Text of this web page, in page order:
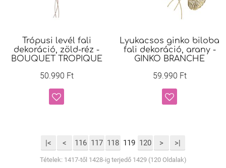
Trópusi levél fali
dekoráció, zöld-réz -
BOUQUET TROPIQUE
50.990 Ft
Lyukacsos ginko biloba
fali dekoráció, arany -
GINKO BRANCHE
59.990 Ft
|< < 116 117 118 119 120 > >|
Tételek: 1417-től 1428-ig terjedő 1429 (120 Oldalak)